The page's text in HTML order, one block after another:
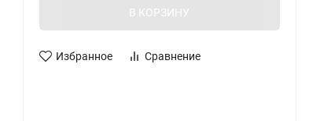
В КОРЗИНУ
Избранное Сравнение